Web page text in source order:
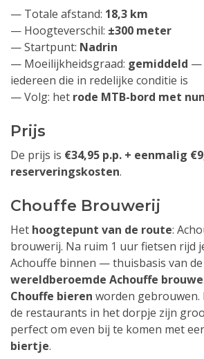
— Totale afstand: 18,3 km
— Hoogteverschil: ±300 meter
— Startpunt: Nadrin
— Moeilijkheidsgraad: gemiddeld —
iedereen die in redelijke conditie is
— Volg: het rode MTB-bord met
Prijs
De prijs is €34,95 p.p. + eenmalig
reserveringskosten.
Chouffe Brouwerij
Het hoogtepunt van de route:
brouwerij. Na ruim 1 uur fietsen rijd
Achouffe binnen — thuisbasis van de
wereldberoemde Achouffe
Chouffe bieren worden gebrouwen.
de restaurants in het dorpje zijn
perfect om even bij te komen met
biertje.